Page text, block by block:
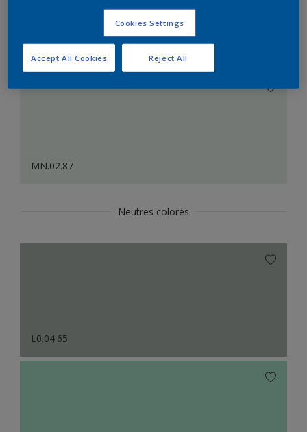
Le Blanc Parfait
MN.02.87
Neutres colorés
L0.04.65
Cookies Settings
Reject All
Accept All Cookies